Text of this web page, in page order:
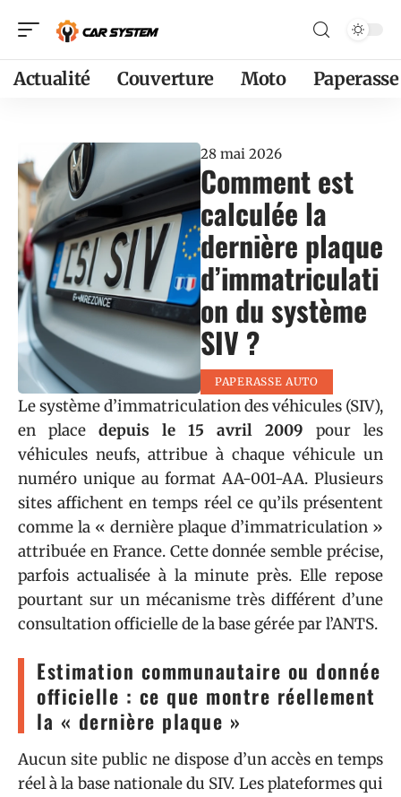
Actualité Couverture Moto
28 mai 2026
Comment est
calculée la
dernière plaque
d’immatriculati
on du système
SIV ?
PAPERASSE AUTO
Le système d’immatriculation des véhicules (SIV),
en place depuis le 15 avril 2009 pour les
véhicules neufs, attribue à chaque véhicule un
numéro unique au format AA-001-AA. Plusieurs
sites affichent en temps réel ce qu’ils présentent
comme la « dernière plaque d’immatriculation »
attribuée en France. Cette donnée semble précise,
parfois actualisée à la minute près. Elle repose
pourtant sur un mécanisme très différent d’une
consultation officielle de la base gérée par l’ANTS.
Estimation communautaire ou donnée
officielle : ce que montre réellement
la « dernière plaque »
Aucun site public ne dispose d’un accès en temps
réel à la base nationale du SIV. Les plateformes qui